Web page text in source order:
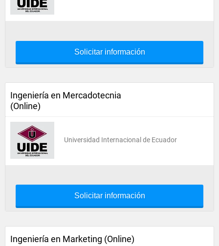
Solicitar información
Ingeniería en Mercadotecnia
(Online)
Universidad Internacional de Ecuador
Solicitar información
Ingeniería en Marketing (Online)